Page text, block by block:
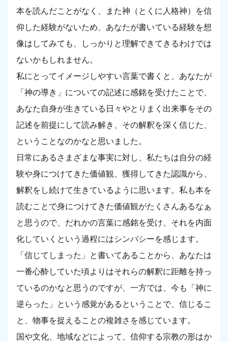
本を読んだことがなく、また神（とくに人格神）を信
仰した経験がないため、あなたが書いている経験を想
像はしてみても、しっかりと理解できてきるわけでは
ないかもしれません。
私にとってイメージしやすい言葉で書くと、あなたが
「神の導き」についての記述に感銘を受けたことで、
あなた自身が生きている日々やとりまく出来事をその
記述を前提にして読み解き、その解釈を深く信じた、
ということなのかなと思いました。
日常にあるさまざまな事実に対し、私たちは自分の経
験や身につけてきた価値観、獲得してきた認識から、
解釈をし続けて生きているように思います。私も本を
読むことで身につけてきた価値観がたくさんあるなぁ
と思うので、だれかの言葉に感銘を受け、それを内面
化していくという過程にはシンパシーを感じます。
「信じてしまった」と書いてあることから、あなたは
一番心酔していた頃よりはそれらの解釈に距離を持っ
ているのかなと思うのですが、一方では、今も「神に
逆らった」という感覚があるということで、信じるこ
と、物事を捉えることの複雑さを感じています。
国や文化、地域などによって、信仰する宗教の形はか